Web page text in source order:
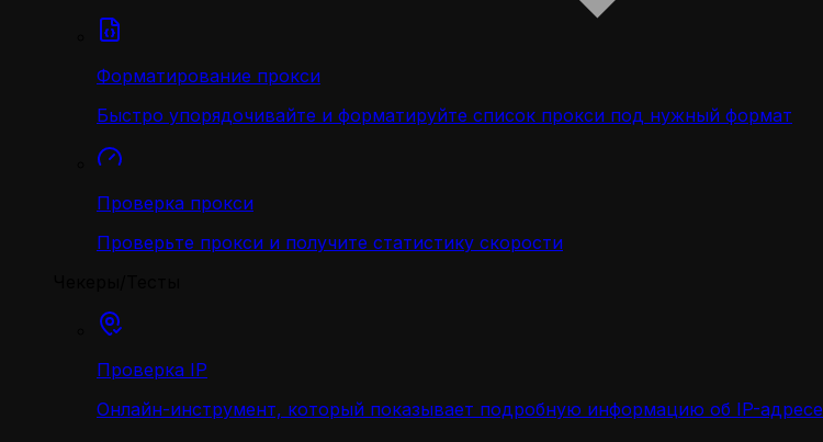
Форматирование прокси
Быстро упорядочивайте и форматируйте список прокси под нужный формат
Проверка прокси
Проверьте прокси и получите статистику скорости
Проверка IP
Онлайн-инструмент, который показывает подробную информацию об IP-адресе